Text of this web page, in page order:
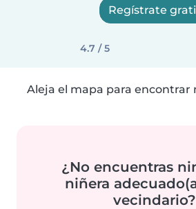
Regístrate
4.7 / 5
Aleja el mapa para encontrar
¿No encuentras
niñera
vecindario?